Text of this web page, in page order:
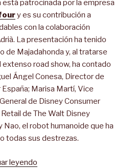
está patrocinada por la empresa
y es su contribución a
con la colaboración
La presentación ha tenido
de Majadahonda y, al tratarse
road show, ha contado
Ángel Conesa, Director de
Marisa Martí, Vice
de Disney Consumer
de The Walt Disney
Nao, el robot humanoide que ha
todas sus destrezas.
leyendo